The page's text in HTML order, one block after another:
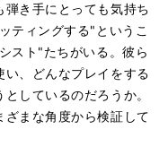
き手にとっても気持ち
ティングする"というこ
スト"たちがいる。彼ら
、どんなプレイをする
しているのだろうか。
まな角度から検証して